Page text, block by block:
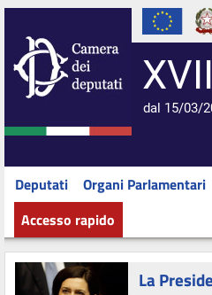
dal 15/03/
Deputati Organi Parlamentari
Accesso rapido
La